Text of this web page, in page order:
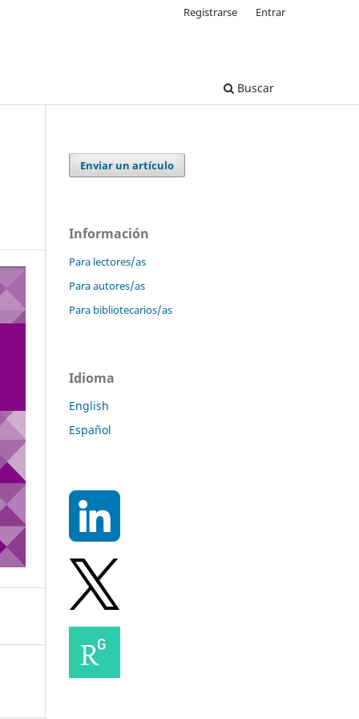
Buscar
Registrarse Entrar
Enviar un artículo
Información
Para lectores/as
Para autores/as
Para bibliotecarios/as
Idioma
English
Español